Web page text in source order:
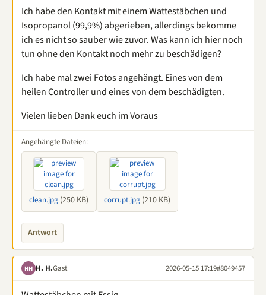
Ich habe den Kontakt mit einem Wattestäbchen und
Isopropanol (99,9%) abgerieben, allerdings bekomme
ich es nicht so sauber wie zuvor. Was kann ich hier noch
tun ohne den Kontakt noch mehr zu beschädigen?
Ich habe mal zwei Fotos angehängt. Eines von dem
heilen Controller und eines von dem beschädigten.
Vielen lieben Dank euch im Voraus
Angehängte Dateien:
clean.jpg (250 KB) corrupt.jpg (210 KB)
Antwort
HH H. H.Gast 2026-05-15 17:19#8049457